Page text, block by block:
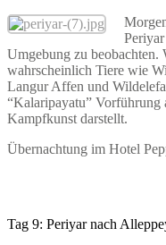
Umgebung zu beobachten.
wahrscheinlich Tiere wie
Langur Affen und
“Kalaripayatu” Vorführung
Kampfkunst darstellt.
Übernachtung im Hotel
Tag 9: Periyar nach